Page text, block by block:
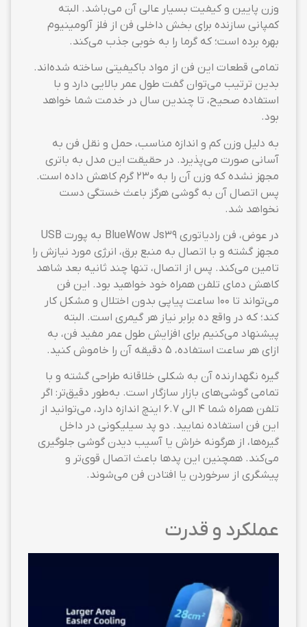
وزن پایین و کیفیت بسیار عالی آن می‌باشد. البته
کمپانی سازنده برای بخش داخلی فن از فلز آلومینیوم
بهره برده است؛ که گرما را به خوبی جذب می‌کند.
تمامی قطعات این فن از مواد باکیفیتی ساخته شده‌اند.
بدین ترتیب می‌توان گفت طول عمر بالایی دارد و با
استفاده صحیح، تا چندین سال در خدمت شما خواهد
بود.
به دلیل وزن کم و اندازه مناسب، حمل و نقل فن به
آسانی صورت می‌پذیرد. در حقیقت این مدل به باتری
مجهز نشده که وزن آن را به ۲۳۰ گرم کاهش داده است.
پس اتصال آن به گوشی هرگز باعث خستگی دست
نخواهد شد.
در عوض، فن رادیاتوری BlueWow Js39 به پورت USB
مجهز گشته و با اتصال به منبع برق، انرژی مورد نیازش را
تامین می‌کند. پس از اتصال، تنها چند ثانیه بعد شاهد
کاهش دمای تلفن همراه خود خواهید بود. این فن
می‌تواند تا ۱۰۰ ساعت پیاپی بدون اختلال و مشکل کار
کند؛ که در واقع ده برابر نیاز هر گیمری است. البته
پیشنهاد می‌کنیم برای افزایش طول عمر مفید فن، به
ازای هر ساعت استفاده، ۵ دقیقه آن را خاموش کنید.
گیره نگهدارنده آن به شکلی خلاقانه طراحی گشته و با
تمامی گوشی‌های بازار سازگار است. به‌طور دقیق‌تر: اگر
تلفن همراه شما ۴ الی ۶.۷ اینچ اندازه دارد، می‌توانید از
این فن استفاده نمایید. دو پد سیلیکونی در داخل
گیره‌ها، از هرگونه خراش یا آسیب دیدن گوشی جلوگیری
می‌کند. همچنین این پدها باعث اتصال قوی‌تر و
پیشگری از سرخوردن یا افتادن فن می‌شوند.
عملکرد و قدرت